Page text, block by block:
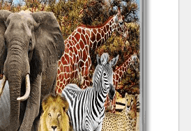
علم و فناوری
فرهنگ / هنر
کیهان / نجوم
گردشگری
ماورایی